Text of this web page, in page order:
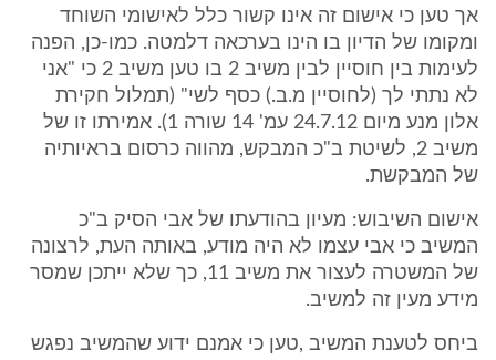
אך טען כי אישום זה אינו קשור כלל לאישומי השוחד
ומקומו של הדיון בו הינו בערכאה דלמטה. כמו-כן, הפנה
לעימות בין חוסיין לבין משיב 2 בו טען משיב 2 כי "אני
לא נתתי לך (לחוסיין מ.ב.) כסף לשי" (תמלול חקירת
אלון מנע מיום 24.7.12 עמ' 14 שורה 1). אמירתו זו של
משיב 2, לשיטת ב"כ המבקש, מהווה כרסום בראיותיה
של המבקשת.
אישום השיבוש: מעיון בהודעתו של אבי הסיק ב"כ
המשיב כי אבי עצמו לא היה מודע, באותה העת, לרצונה
של המשטרה לעצור את משיב 11, כך שלא ייתכן שמסר
מידע מעין זה למשיב.
ביחס לטענת המשיב ,טען כי אמנם ידוע שהמשיב נפגש